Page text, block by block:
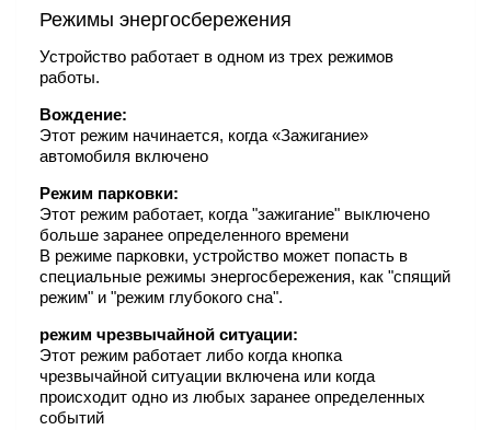
Режимы энергосбережения
Устройство работает в одном из трех режимов
работы.
Вождение:
Этот режим начинается, когда «Зажигание»
автомобиля включено
Режим парковки:
Этот режим работает, когда "зажигание" выключено
больше заранее определенного времени
В режиме парковки, устройство может попасть в
специальные режимы энергосбережения, как "спящий
режим" и "режим глубокого сна".
режим чрезвычайной ситуации:
Этот режим работает либо когда кнопка
чрезвычайной ситуации включена или когда
происходит одно из любых заранее определенных
событий